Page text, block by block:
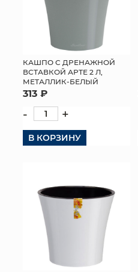
КАШПО С ДРЕНАЖНОЙ
ВСТАВКОЙ АРТЕ 2 Л,
МЕТАЛЛИК-БЕЛЫЙ
313 ₽
- +
В КОРЗИНУ